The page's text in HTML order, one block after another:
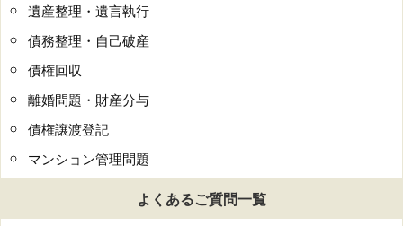
遺産整理・遺言執行
債務整理・自己破産
債権回収
離婚問題・財産分与
債権譲渡登記
マンション管理問題
よくあるご質問一覧